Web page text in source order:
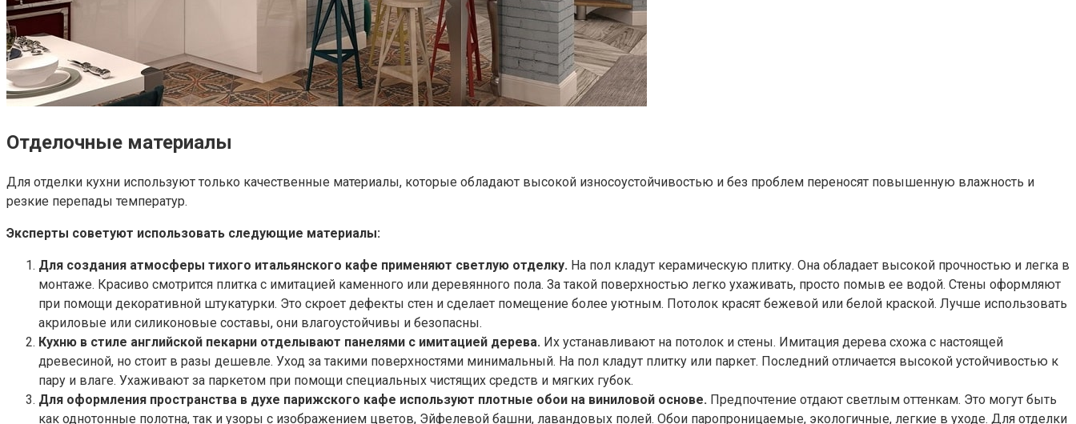
Отделочные материалы
Для отделки кухни используют только качественные материалы, которые обладают высокой износоустойчивостью и без проблем переносят повышенную влажность и
резкие перепады температур.
Эксперты советуют использовать следующие материалы:
Для создания атмосферы тихого итальянского кафе применяют светлую отделку. На пол кладут керамическую плитку. Она обладает высокой прочностью и легка в
монтаже. Красиво смотрится плитка с имитацией каменного или деревянного пола. За такой поверхностью легко ухаживать, просто помыв ее водой. Стены оформляют
при помощи декоративной штукатурки. Это скроет дефекты стен и сделает помещение более уютным. Потолок красят бежевой или белой краской. Лучше использовать
акриловые или силиконовые составы, они влагоустойчивы и безопасны.
Кухню в стиле английской пекарни отделывают панелями с имитацией дерева. Их устанавливают на потолок и стены. Имитация дерева схожа с настоящей
древесиной, но стоит в разы дешевле. Уход за такими поверхностями минимальный. На пол кладут плитку или паркет. Последний отличается высокой устойчивостью к
пару и влаге. Ухаживают за паркетом при помощи специальных чистящих средств и мягких губок.
Для оформления пространства в духе парижского кафе используют плотные обои на виниловой основе. Предпочтение отдают светлым оттенкам. Это могут быть
как однотонные полотна, так и узоры с изображением цветов, Эйфелевой башни, лавандовых полей. Обои паропроницаемые, экологичные, легкие в уходе. Для отделки